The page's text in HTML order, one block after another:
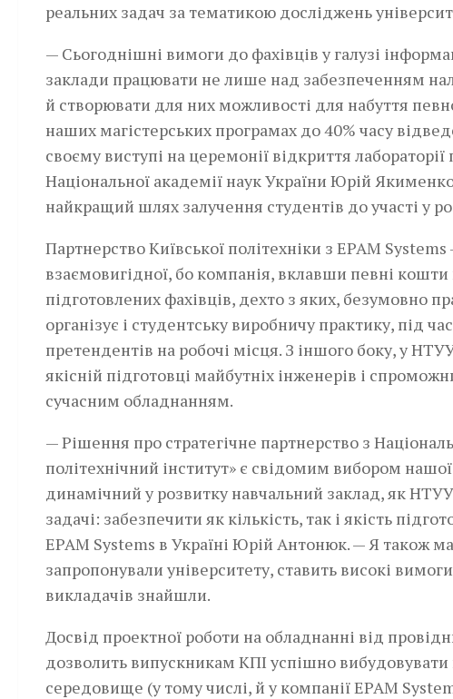
реальних задач за тематикою досліджень
— Сьогоднішні вимоги до фахівців у галузі
заклади працювати не лише над забезпеченням
й створювати для них можливості для набуття
наших магістерських програмах до 40% часу
своєму виступі на церемонії відкриття
Національної академії наук України Юрій
найкращий шлях залучення студентів до участі у
Партнерство Київської політехніки з ЕPAM
взаємовигідної, бо компанія, вклавши певні
підготовлених фахівців, дехто з яких, безумовно
організує і студентську виробничу практику, під
претендентів на робочі місця. З іншого боку, у
якісній підготовці майбутніх інженерів і
сучасним обладнанням.
— Рішення про стратегічне партнерство з
політехнічний інститут» є свідомим вибором
динамічний у розвитку навчальний заклад, як
задачі: забезпечити як кількість, так і якість
ЕPAM Systems в Україні Юрій Антонюк. — Я також
запропонували університету, ставить високі
викладачів знайшли.
Досвід проектної роботи на обладнанні від
дозволить випускникам КПІ успішно вибудовувати
середовище (у тому числі, й у компанії ЕPAM